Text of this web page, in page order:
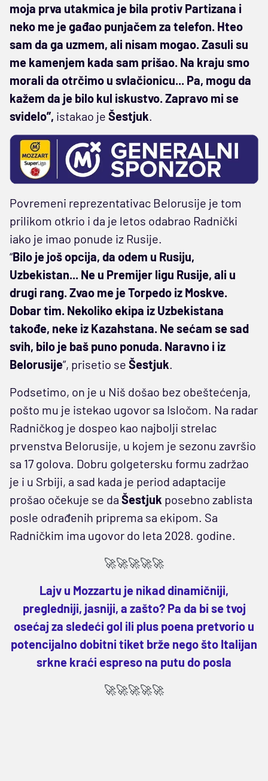
moja prva utakmica je bila protiv Partizana i
neko me je gađao punjačem za telefon. Hteo
sam da ga uzmem, ali nisam mogao. Zasuli su
me kamenjem kada sam prišao. Na kraju smo
morali da otrčimo u svlačionicu... Pa, mogu da
kažem da je bilo kul iskustvo. Zapravo mi se
svidelo”, istakao je Šestjuk.
Povremeni reprezentativac Belorusije je tom
prilikom otkrio i da je letos odabrao Radnički
iako je imao ponude iz Rusije.
“Bilo je još opcija, da odem u Rusiju,
Uzbekistan... Ne u Premijer ligu Rusije, ali u
drugi rang. Zvao me je Torpedo iz Moskve.
Dobar tim. Nekoliko ekipa iz Uzbekistana
takođe, neke iz Kazahstana. Ne sećam se sad
svih, bilo je baš puno ponuda. Naravno i iz
Belorusije”, prisetio se Šestjuk.
Podsetimo, on je u Niš došao bez obeštećenja,
pošto mu je istekao ugovor sa Isločom. Na radar
Radničkog je dospeo kao najbolji strelac
prvenstva Belorusije, u kojem je sezonu završio
sa 17 golova. Dobru golgetersku formu zadržao
je i u Srbiji, a sad kada je period adaptacije
prošao očekuje se da Šestjuk posebno zablista
posle odrađenih priprema sa ekipom. Sa
Radničkim ima ugovor do leta 2028. godine.
🚀🚀🚀🚀🚀
Lajv u Mozzartu je nikad dinamičniji,
pregledniji, jasniji, a zašto? Pa da bi se tvoj
osećaj za sledeći gol ili plus poena pretvorio u
potencijalno dobitni tiket brže nego što Italijan
srkne kraći espreso na putu do posla
🚀🚀🚀🚀🚀